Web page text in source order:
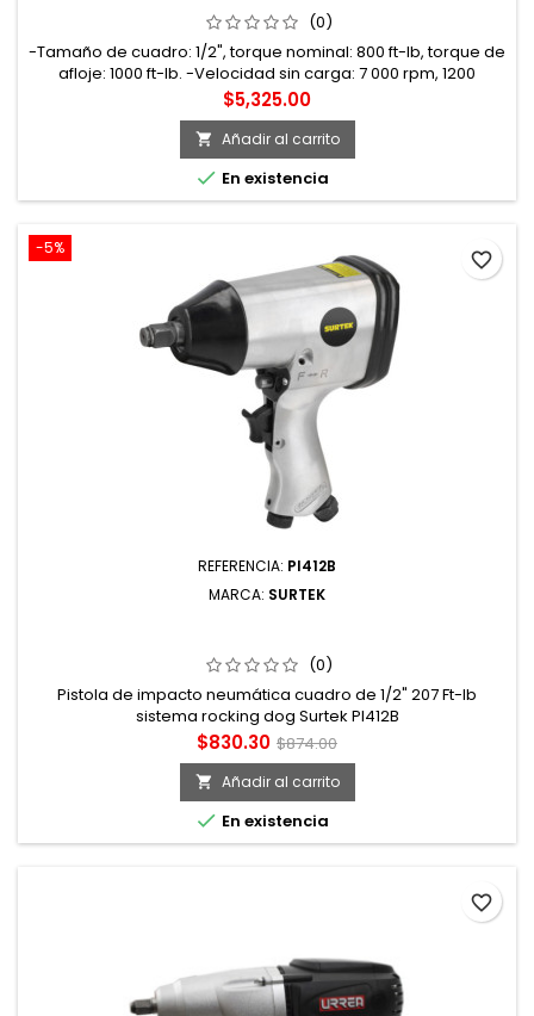
URREA
(0)
-Tamaño de cuadro: 1/2", torque nominal: 800 ft-lb, torque de
afloje: 1000 ft-lb. -Velocidad sin carga: 7 000 rpm, 1200
impactos por minuto. -Presión de trabajo: 90 psi, entrada de
aire: 1/4 NPT, consumo de aire: 4.8 CFM. -Mecanismo TWIN
HAMMER, carcasa de composite. -Peso: 1.9 kg. -Se usa para
apretar o aflojar tornillos y tuercas.
Precio
$5,325.00
 Añadir al carrito
 En existencia
-5%
REFERENCIA: PI412B
MARCA: SURTEK
(0)
Pistola de impacto neumática cuadro de 1/2" 207 Ft-lb
sistema rocking dog Surtek PI412B
Precio
$830.30 Precio
base
$874.00
 Añadir al carrito
 En existencia
favorite_border
favorite_border